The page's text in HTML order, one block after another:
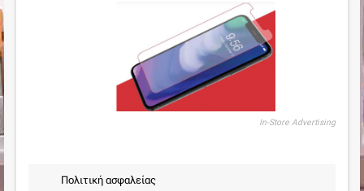
In-Store Advertising
Πολιτική ασφαλείας